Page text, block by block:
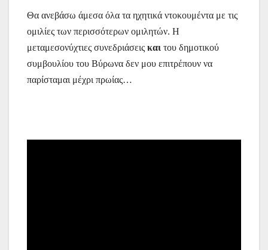
Θα ανεβάσω άμεσα όλα τα ηχητικά ντοκουμέντα με τις
ομιλίες των περισσότερων ομιλητών. Η
μεταμεσονύχτιες συνεδριάσεις και του δημοτικού
συμβουλίου του Βύρωνα δεν μου επιτρέπουν να
παρίσταμαι μέχρι πρωίας…